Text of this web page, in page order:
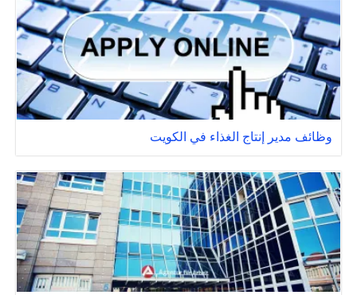
وظائف مدير إنتاج الغذاء في الكويت